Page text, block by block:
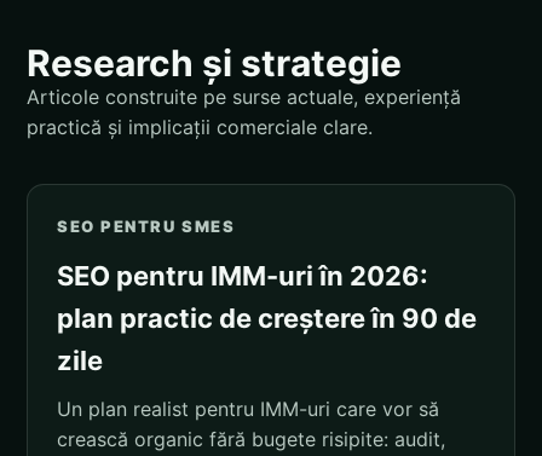
Research și strategie
Articole construite pe surse actuale, experiență
practică și implicații comerciale clare.
SEO PENTRU SMES
SEO pentru IMM-uri în 2026:
plan practic de creștere în 90 de
zile
Un plan realist pentru IMM-uri care vor să
crească organic fără bugete risipite: audit,